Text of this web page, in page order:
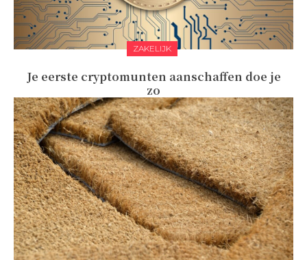
ZAKELIJK
Je eerste cryptomunten aanschaffen doe je
zo